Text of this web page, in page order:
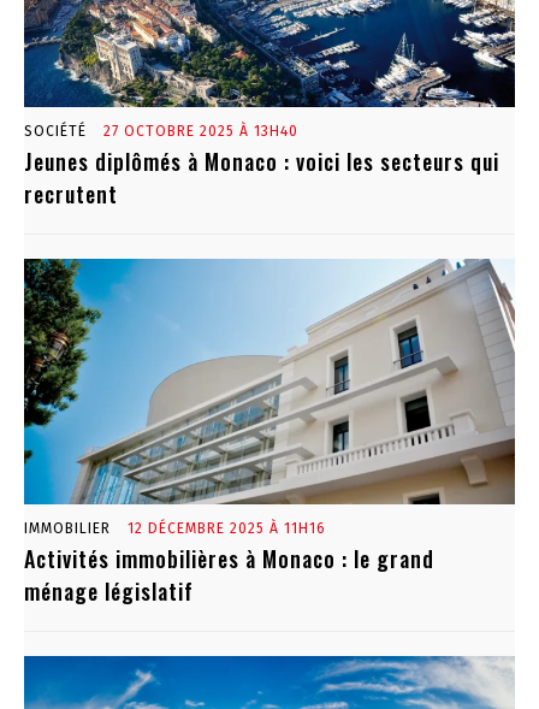
SOCIÉTÉ 27 OCTOBRE 2025 À 13H40
Jeunes diplômés à Monaco : voici les secteurs qui
recrutent
IMMOBILIER 12 DÉCEMBRE 2025 À 11H16
Activités immobilières à Monaco : le grand
ménage législatif